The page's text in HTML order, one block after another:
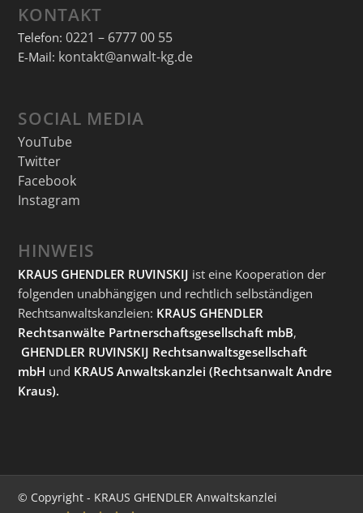
KONTAKT
Telefon: 0221 – 6777 00 55
E-Mail: kontakt@anwalt-kg.de
SOCIAL MEDIA
YouTube
Twitter
Facebook
Instagram
HINWEIS
KRAUS GHENDLER RUVINSKIJ ist eine Kooperation der
folgenden unabhängigen und rechtlich selbständigen
Rechtsanwaltskanzleien: KRAUS GHENDLER
Rechtsanwälte Partnerschaftsgesellschaft mbB,
GHENDLER RUVINSKIJ Rechtsanwaltsgesellschaft
mbH und KRAUS Anwaltskanzlei (Rechtsanwalt Andre
Kraus).
© Copyright - KRAUS GHENDLER Anwaltskanzlei